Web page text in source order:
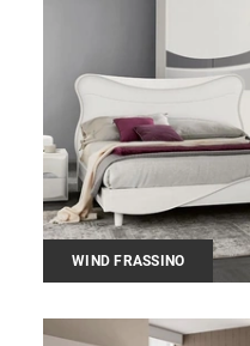
WIND FRASSINO